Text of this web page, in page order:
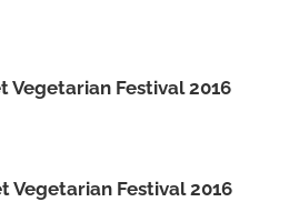
Vegetarian Festival 2016
Vegetarian Festival 2016